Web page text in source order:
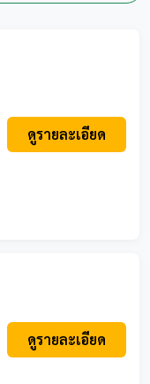
ดูรายละเอียด
ดูรายละเอียด